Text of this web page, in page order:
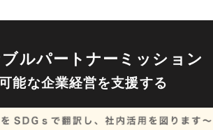
ルパートナーミッション
能な企業経営を⽀援する